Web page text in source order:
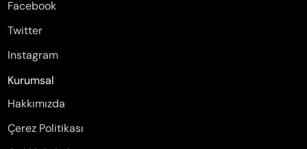
Facebook
Twitter
Instagram
Kurumsal
Hakkımızda
Çerez Politikası